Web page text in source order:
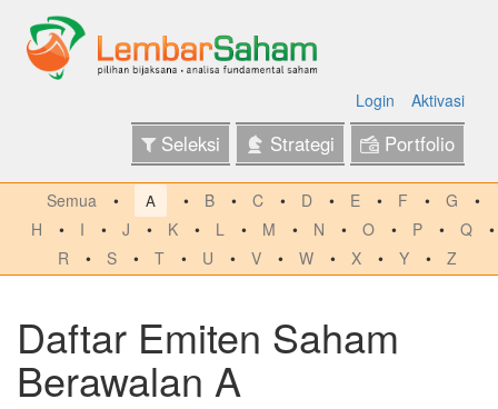
Login Aktivasi
Seleksi Strategi Portfolio
Semua A B C D E F
G
H
I J K L M N O P
Q
R
S T U V W X Y Z
Daftar Emiten Saham
Berawalan A